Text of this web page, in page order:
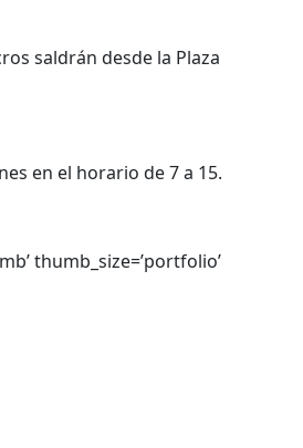
saldrán desde la Plaza
en el horario de 7 a 15.
thumb_size=’portfolio’